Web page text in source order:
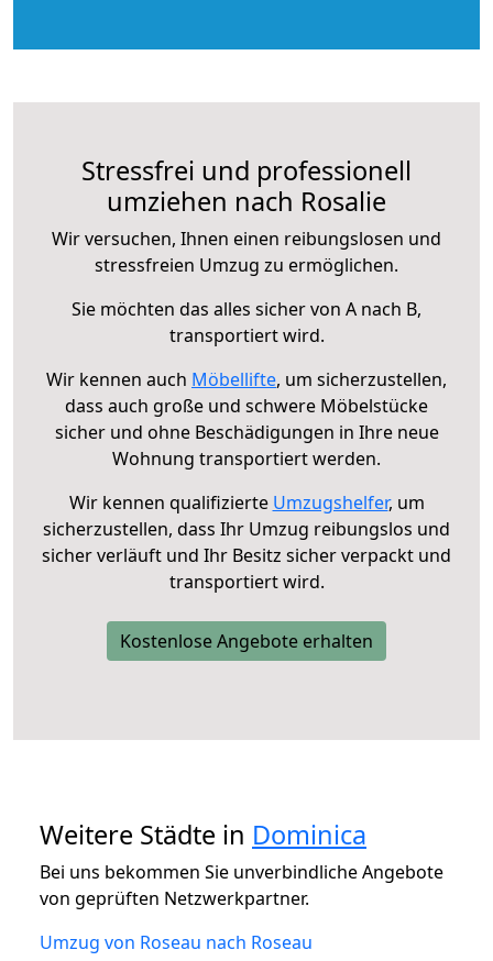
Stressfrei und professionell
umziehen nach Rosalie
Wir versuchen, Ihnen einen reibungslosen und
stressfreien Umzug zu ermöglichen.
Sie möchten das alles sicher von A nach B,
transportiert wird.
Wir kennen auch Möbellifte, um sicherzustellen,
dass auch große und schwere Möbelstücke
sicher und ohne Beschädigungen in Ihre neue
Wohnung transportiert werden.
Wir kennen qualifizierte Umzugshelfer, um
sicherzustellen, dass Ihr Umzug reibungslos und
sicher verläuft und Ihr Besitz sicher verpackt und
transportiert wird.
Kostenlose Angebote erhalten
Weitere Städte in Dominica
Bei uns bekommen Sie unverbindliche Angebote
von geprüften Netzwerkpartner.
Umzug von Roseau nach Roseau